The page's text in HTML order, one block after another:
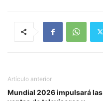
Artículo anterior
Mundial 2026 impulsará las